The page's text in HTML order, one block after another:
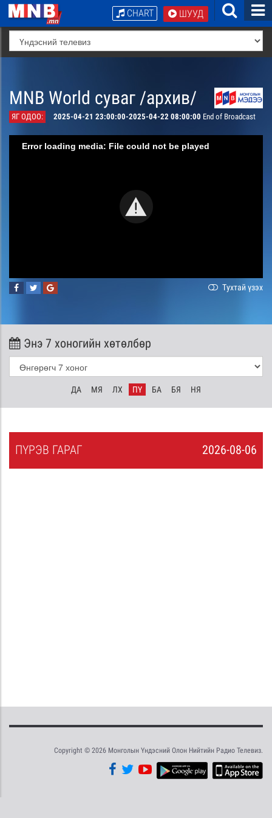
ШУУД
CHART
MNB World суваг /архив/
ЯГ ОДОО: 2025-04-21 23:00:00-2025-04-22 08:00:00 End of Broadcast
Error loading media: File could not be played
Тухтай үзэх
Энэ 7 хоногийн хөтөлбөр
ДА МЯ ЛХ ПҮ БА БЯ НЯ
2026-08-06
ПҮРЭВ ГАРАГ
Copyright © 2026 Монголын Үндэсний Олон Нийтийн Радио Телевиз.